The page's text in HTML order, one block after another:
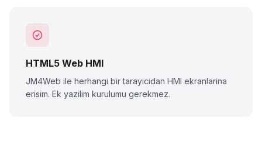
HTML5 Web HMI
JM4Web ile herhangi bir tarayicidan HMI ekranlarina
erisim. Ek yazilim kurulumu gerekmez.